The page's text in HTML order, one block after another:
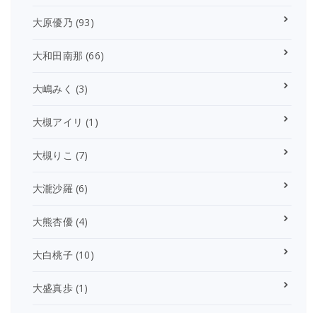
大原優乃 (93)
大和田南那 (66)
大嶋みく (3)
大槻アイリ (1)
大槻りこ (7)
大瀧沙羅 (6)
大熊杏優(4)
大白桃子(10)
大盛真歩(1)